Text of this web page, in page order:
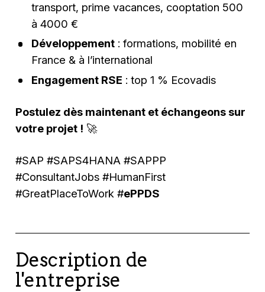
transport, prime vacances, cooptation 500
à 4000 €
Développement: formations, mobilité en
France & à l’international
Engagement RSE : top 1 % Ecovadis
Postulez dès maintenant et échangeons sur
votre projet ! 🚀
#SAP #SAPS4HANA #SAPPP
#ConsultantJobs #HumanFirst
#GreatPlaceToWork #ePPDS
Description de
l'entreprise